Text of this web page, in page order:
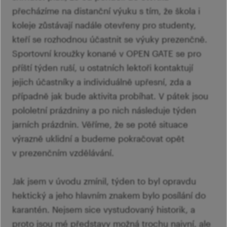
přecházíme na distanční výuku s tím, že škola i
koleje zůstávají nadále otevřeny pro studenty,
kteří se rozhodnou účastnit se výuky prezenčně.
Sportovní kroužky konané v OPEN GATE se pro
příští týden ruší, u ostatních lektoři kontaktují
jejich účastníky a individuálně upřesní, zda a
případně jak bude aktivita probíhat. V pátek jsou
pololetní prázdniny a po nich následuje týden
jarních prázdnin. Věříme, že se poté situace
výrazně uklidní a budeme pokračovat opět
v prezenčním vzdělávání.
Jak jsem v úvodu zmínil, týden to byl opravdu
hektický a jeho hlavním znakem bylo posílání do
karantén. Nejsem sice vystudovaný historik, a
proto jsou mé představy možná trochu naivní, ale